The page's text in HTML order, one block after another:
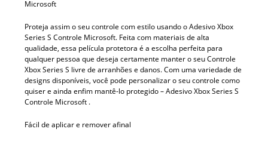
Microsoft
Proteja assim o seu controle com estilo usando o Adesivo Xbox
Series S Controle Microsoft. Feita com materiais de alta
qualidade, essa película protetora é a escolha perfeita para
qualquer pessoa que deseja certamente manter o seu Controle
Xbox Series S livre de arranhões e danos. Com uma variedade de
designs disponíveis, você pode personalizar o seu controle como
quiser e ainda enfim mantê-lo protegido – Adesivo Xbox Series S
Controle Microsoft .
Fácil de aplicar e remover afinal